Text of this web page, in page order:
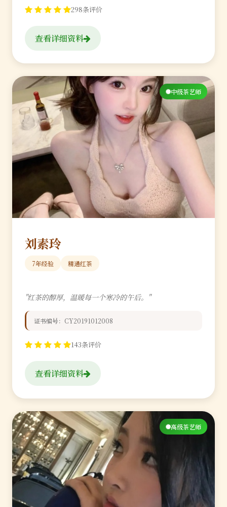
298条评价
查看详细资料
中级茶艺师
刘素玲
7年经验 精通红茶
"红茶的醇厚，温暖每一个寒冷的午后。"
证书编号：CY20191012008
143条评价
查看详细资料
高级茶艺师